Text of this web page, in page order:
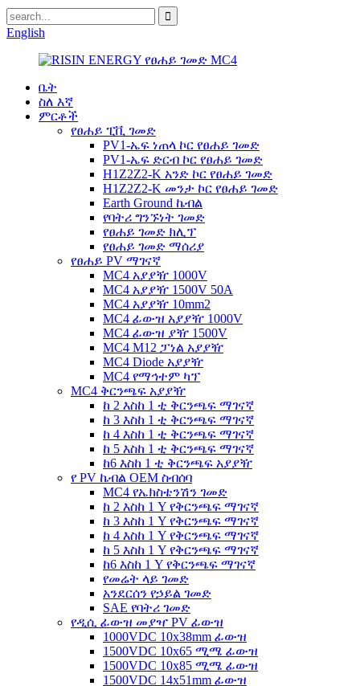
English
ቤት
ስለ እኛ
ምርቶች
የፀሐይ ፒቪ ገመድ
PV1-ኤፍ ነጠላ ኮር የፀሐይ ገመድ
PV1-ኤፍ ድርብ ኮር የፀሐይ ገመድ
H1Z2Z2-K አንድ ኮር የፀሐይ ገመድ
H1Z2Z2-K መንታ ኮር የፀሐይ ገመድ
Earth Ground ኬብል
የባትሪ ግንኙነት ገመድ
የፀሐይ ገመድ ክሊፕ
የፀሐይ ገመድ ማሰሪያ
የፀሐይ PV ማገናኛ
MC4 አያያዥ 1000V
MC4 አያያዥ 1500V 50A
MC4 አያያዥ 10mm2
MC4 ፊውዝ አያያዥ 1000V
MC4 ፊውዝ ያዥ 1500V
MC4 M12 ፓነል አያያዥ
MC4 Diode አያያዥ
MC4 የማኅተም ካፕ
MC4 ቅርንጫፍ አያያዥ
ከ 2 እስከ 1 ቲ ቅርንጫፍ ማገናኛ
ከ 3 እስከ 1 ቲ ቅርንጫፍ ማገናኛ
ከ 4 እስከ 1 ቲ ቅርንጫፍ ማገናኛ
ከ 5 እስከ 1 ቲ ቅርንጫፍ ማገናኛ
ከ6 እስከ 1 ቲ ቅርንጫፍ አያያዥ
የ PV ኬብል OEM ስብሰባ
MC4 የኤክስቴንሽን ገመድ
ከ 2 እስከ 1 Y የቅርንጫፍ ማገናኛ
ከ 3 እስከ 1 Y የቅርንጫፍ ማገናኛ
ከ 4 እስከ 1 Y የቅርንጫፍ ማገናኛ
ከ 5 እስከ 1 Y የቅርንጫፍ ማገናኛ
ከ6 እስከ 1 Y የቅርንጫፍ ማገናኛ
የመሬት ላይ ገመድ
አንደርሰን የኃይል ገመድ
SAE የባትሪ ገመድ
የዲሲ ፊውዝ መያዣ PV ፊውዝ
1000VDC 10x38mm ፊውዝ
1500VDC 10x65 ሚሜ ፊውዝ
1500VDC 10x85 ሚሜ ፊውዝ
1500VDC 14x51mm ፊውዝ